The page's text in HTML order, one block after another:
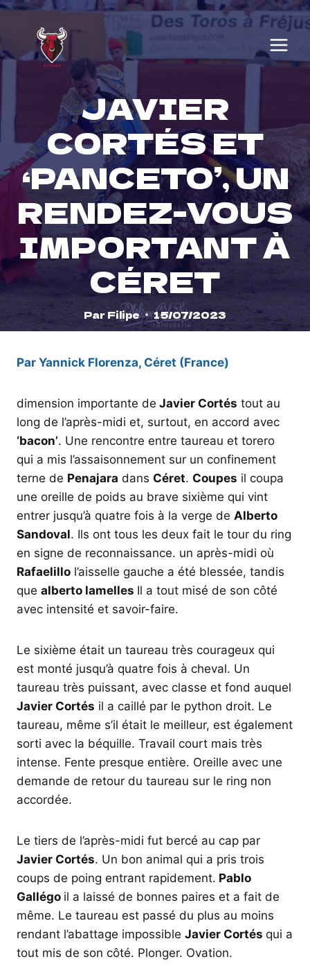
Skip
content
JAVIER
CORTÉS ET
‘PANCETO’, UN
RENDEZ-VOUS
IMPORTANT À
CÉRET
Par Filipe 15/07/2023
Par Yannick Florenza, Céret (France)
dimension importante de Javier Cortés tout au
long de l’après-midi et, surtout, en accord avec
‘bacon’. Une rencontre entre taureau et torero
qui a mis l’assaisonnement sur un confinement
terne de Penajara dans Céret. Coupes il coupa
une oreille de poids au brave sixième qui vint
entrer jusqu’à quatre fois à la verge de Alberto
Sandoval. Ils ont tous les deux fait le tour du ring
en signe de reconnaissance. un après-midi où
Rafaelillo l’aisselle gauche a été blessée, tandis
que alberto lamelles Il a tout misé de son côté
avec intensité et savoir-faire.
Le sixième était un taureau très courageux qui
est monté jusqu’à quatre fois à cheval. Un
taureau très puissant, avec classe et fond auquel
Javier Cortés il a caillé par le python droit. Le
taureau, même s’il était le meilleur, est également
sorti avec la béquille. Travail court mais très
intense. Fente presque entière. Oreille avec une
demande de retour du taureau sur le ring non
accordée.
Le tiers de l’après-midi fut bercé au cap par
Javier Cortés. Un bon animal qui a pris trois
coups de poing entrant rapidement. Pablo
Gallégo il a laissé de bonnes paires et a fait de
même. Le taureau est passé du plus au moins
rendant l’abattage impossible Javier Cortés qui a
tout mis de son côté. Plonger. Ovation.